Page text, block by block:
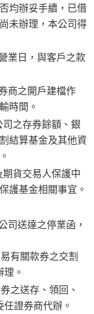
均辦妥手續，已借
未辦理，本公司得
業日，與客戶之款
商之開戶建檔作
時間。
之存券餘額、銀
結算基金及其他資
貨交易人保護中
護基金相關事宜。
司送達之停業函，
有關款券之交割
。
之送存、領回、
證券商代辦。